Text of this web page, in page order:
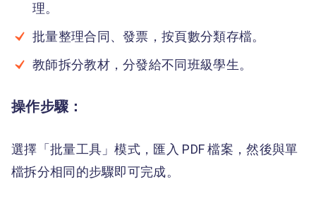
理。
批量整理合同、發票，按頁數分類存檔。
教師拆分教材，分發給不同班級學生。
操作步驟：
選擇「批量工具」模式，匯入 PDF 檔案，然後與單
檔拆分相同的步驟即可完成。